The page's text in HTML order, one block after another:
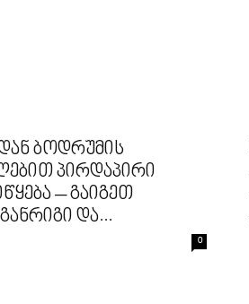
ბოდრუმის
პირდაპირი
– გაიგეთ
და...
0